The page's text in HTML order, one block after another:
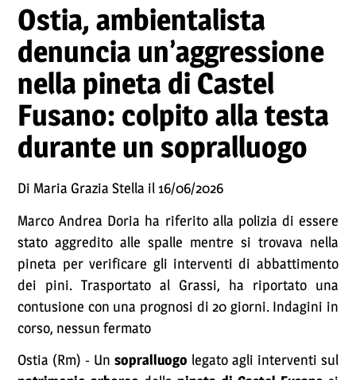
Ostia, ambientalista
denuncia un’aggressione
nella pineta di Castel
Fusano: colpito alla testa
durante un sopralluogo
Di Maria Grazia Stella il 16/06/2026
Marco Andrea Doria ha riferito alla polizia di essere
stato aggredito alle spalle mentre si trovava nella
pineta per verificare gli interventi di abbattimento
dei pini. Trasportato al Grassi, ha riportato una
contusione con una prognosi di 20 giorni. Indagini in
corso, nessun fermato
Ostia (Rm) - Un sopralluogo legato agli interventi sul